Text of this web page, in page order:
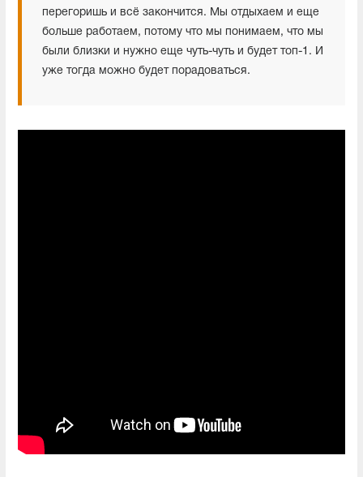
перегоришь и всё закончится. Мы отдыхаем и еще
больше работаем, потому что мы понимаем, что мы
были близки и нужно еще чуть-чуть и будет топ-1. И
уже тогда можно будет порадоваться.